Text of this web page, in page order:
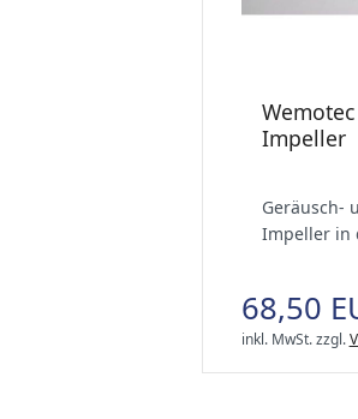
Impeller
Geräusch-
Impeller in
68,50
inkl. MwSt.zzgl.